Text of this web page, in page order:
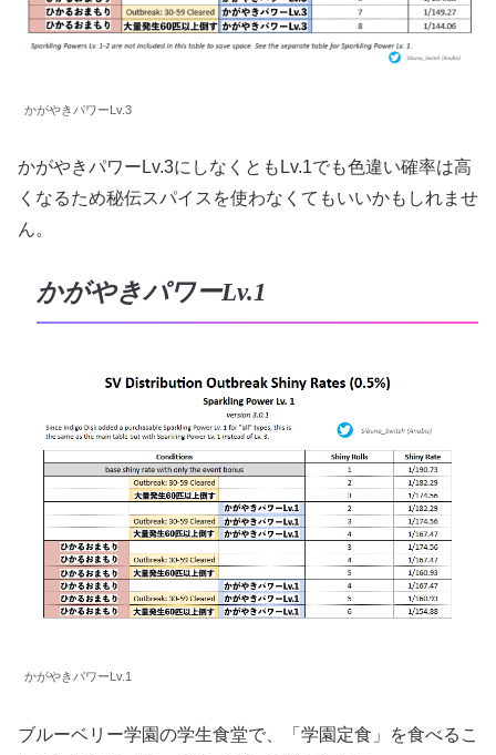
かがやきパワーLv.3
かがやきパワーLv.3にしなくともLv.1でも色違い確率は高
くなるため秘伝スパイスを使わなくてもいいかもしれませ
ん。
かがやきパワーLv.1
かがやきパワーLv.1
ブルーベリー学園の学生食堂で、「学園定食」を食べるこ